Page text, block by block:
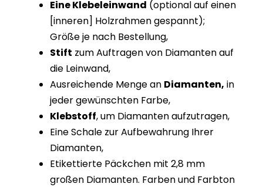
Eine Klebeleinwand (optional auf einen
[inneren] Holzrahmen gespannt);
Größe je nach Bestellung,
Stift zum Auftragen von Diamanten auf
die Leinwand,
Ausreichende Menge an Diamanten, in
jeder gewünschten Farbe,
Klebstoff, um Diamanten aufzutragen,
Eine Schale zur Aufbewahrung Ihrer
Diamanten,
Etikettierte Päckchen mit 2,8 mm
großen Diamanten. Farben und Farbton